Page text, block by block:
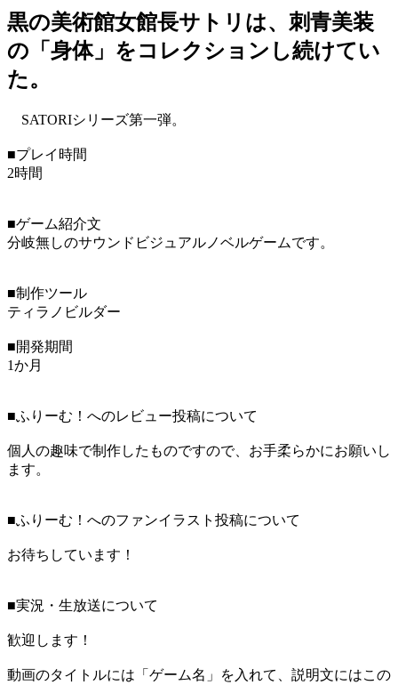
黒の美術館女館長サトリは、刺青美装
の「身体」をコレクションし続けてい
た。
SATORIシリーズ第一弾。
■プレイ時間
2時間
■ゲーム紹介文
分岐無しのサウンドビジュアルノベルゲームです。
■制作ツール
ティラノビルダー
■開発期間
1か月
■ふりーむ！へのレビュー投稿について
個人の趣味で制作したものですので、お手柔らかにお願いし
ます。
■ふりーむ！へのファンイラスト投稿について
お待ちしています！
■実況・生放送について
歓迎します！
動画のタイトルには「ゲーム名」を入れて、説明文にはこの